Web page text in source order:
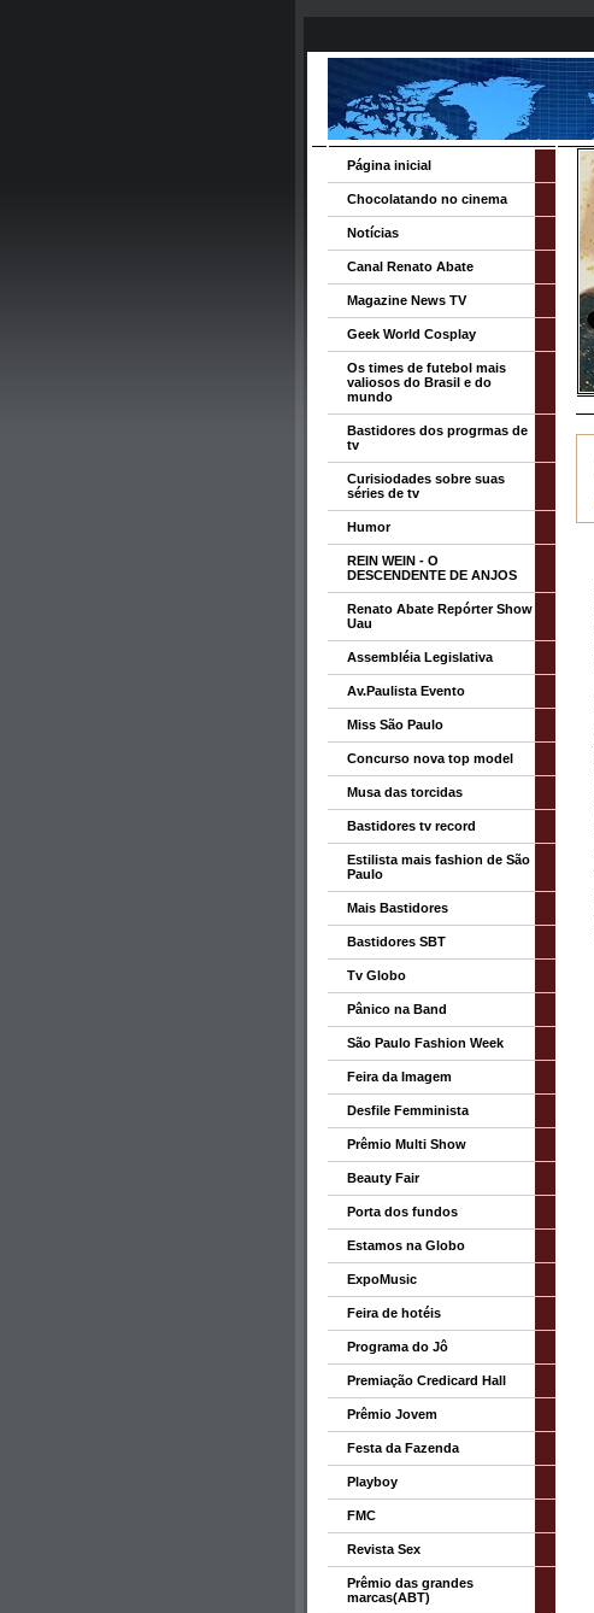
Página inicial
Chocolatando no cinema
Notícias
Canal Renato Abate
Magazine News TV
Geek World Cosplay
Os times de futebol mais
valiosos do Brasil e do
mundo
Bastidores dos progrmas de
tv
Curisiodades sobre suas
séries de tv
Humor
REIN WEIN - O
DESCENDENTE DE ANJOS
Renato Abate Repórter Show
Uau
Assembléia Legislativa
Av.Paulista Evento
Miss São Paulo
Concurso nova top model
Musa das torcidas
Bastidores tv record
Estilista mais fashion de São
Paulo
Mais Bastidores
Bastidores SBT
Tv Globo
Pânico na Band
São Paulo Fashion Week
Feira da Imagem
Desfile Femminista
Prêmio Multi Show
Beauty Fair
Porta dos fundos
Estamos na Globo
ExpoMusic
Feira de hotéis
Programa do Jô
Premiação Credicard Hall
Prêmio Jovem
Festa da Fazenda
Playboy
FMC
Revista Sex
Prêmio das grandes
marcas(ABT)